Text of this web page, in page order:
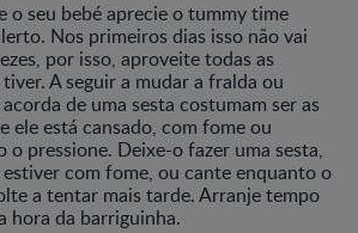
o seu bebé aprecie o tummy time
Nos primeiros dias isso não vai
por isso, aproveite todas as
A seguir a mudar a fralda ou
de uma sesta costumam ser as
ele está cansado, com fome ou
o pressione. Deixe-o fazer uma sesta,
com fome, ou cante enquanto o
a tentar mais tarde. Arranje tempo
hora da barriguinha.